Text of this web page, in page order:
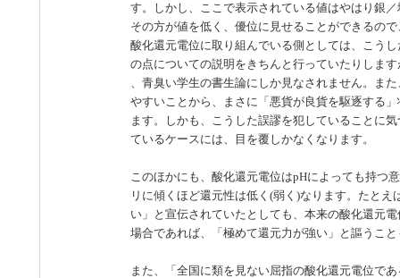
す。しかし、ここで表示されている値はやはり銀
その方が値を低く、優位に見せることができるの
酸化還元電位に取り組んでいる側としては、こう
の点についての説明をきちんと行っていたりしま
、青臭い学生の書生論にしか見なされません。ま
やすいことから、まさに「悪貨が良貨を駆逐する
ます。しかも、こうした誤謬を犯していることに
ているケースには、目を覆しかなくなります。
このほかにも、酸化還元電位はpHによっても持つ
リに傾くほど還元性は低く(弱く)なります。たと
い」と宣伝されていたとしても、本来の酸化還元
場合であれば、「極めて還元力が強い」と謳うこ
また、「全国に類を見ない屈指の酸化還元電位で